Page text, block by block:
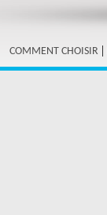
COMMENT CHOISIR |